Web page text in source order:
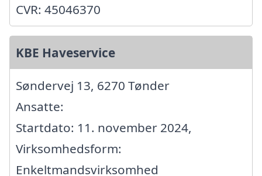
CVR: 45046370
KBE Haveservice
Søndervej 13, 6270 Tønder
Ansatte:
Startdato: 11. november 2024,
Virksomhedsform:
Enkeltmandsvirksomhed